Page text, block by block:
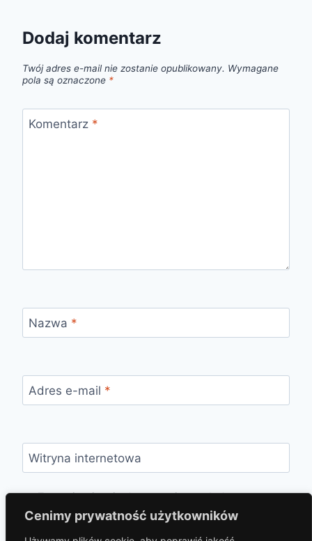
Cenimy prywatność użytkowników
Dodaj komentarz
Twój adres e-mail nie zostanie opublikowany. Wymagane
pola są oznaczone *
Komentarz *
Nazwa *
Adres e-mail *
Witryna internetowa
Zapamiętaj moje dane w tej przeglądarce
podczas pisania kolejnych komentarzy.